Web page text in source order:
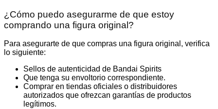
¿Cómo puedo asegurarme de que estoy
comprando una figura original?
Para asegurarte de que compras una figura original, verifica
lo siguiente:
Sellos de autenticidad de Bandai Spirits
Que tenga su envoltorio correspondiente.
Comprar en tiendas oficiales o distribuidores
autorizados que ofrezcan garantías de productos
legítimos.